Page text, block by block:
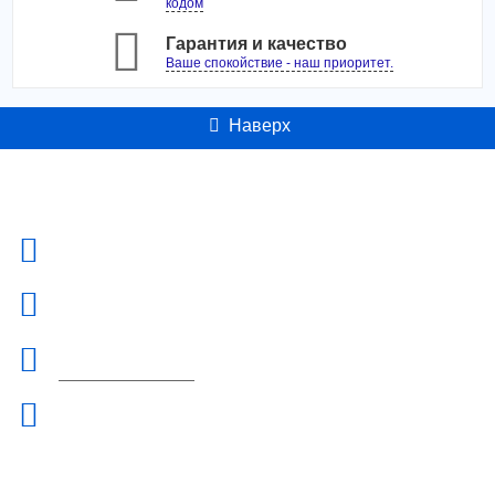
линзы Clariti Elite 6 шт., описание, фото, отзывы о
кодом
Гарантия и качество
Ваше спокойствие - наш приоритет.
Наверх